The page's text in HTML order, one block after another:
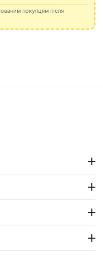
покупцям після